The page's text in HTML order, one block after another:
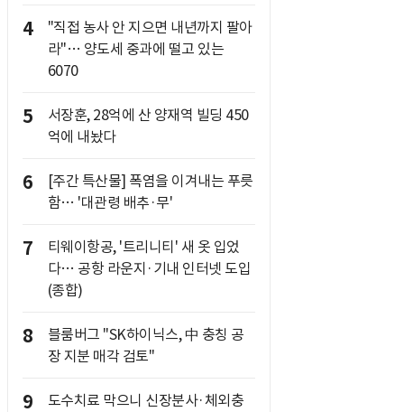
4
"직접 농사 안 지으면 내년까지 팔아
라"… 양도세 중과에 떨고 있는
6070
5
서장훈, 28억에 산 양재역 빌딩 450
억에 내놨다
6
[주간 특산물] 폭염을 이겨내는 푸릇
함… '대관령 배추·무'
7
티웨이항공, '트리니티' 새 옷 입었
다… 공항 라운지·기내 인터넷 도입
(종합)
8
블룸버그 "SK하이닉스, 中 충칭 공
장 지분 매각 검토"
9 도수치료 막으니 신장분사·체외충